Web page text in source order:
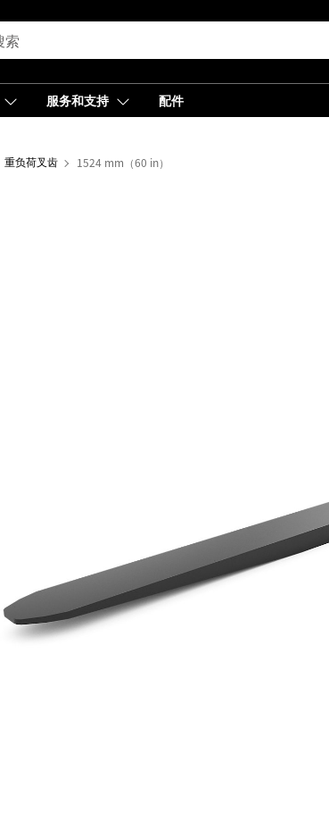
服务和支持 配件
重负荷叉齿 1524 mm（60 in）